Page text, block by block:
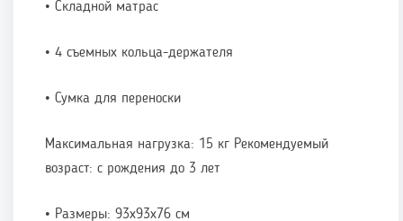
• Складной матрас
• 4 съемных кольца-держателя
• Сумка для переноски
Максимальная нагрузка: 15 кг Рекомендуемый
возраст: с рождения до 3 лет
• Размеры: 93х93х76 см